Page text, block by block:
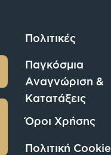
Πολιτικές
Παγκόσμια
Αναγνώριση &
Κατατάξεις
Όροι Χρήσης
Πολιτική Cookie